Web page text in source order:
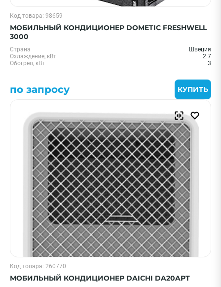
Код товара: 98659
МОБИЛЬНЫЙ КОНДИЦИОНЕР DOMETIC FRESHWELL
3000
Страна
Швеция
Охлаждение, кВт
2.7
Обогрев, кВт
3
по запросу КУПИТЬ
Код товара: 260770
МОБИЛЬНЫЙ КОНДИЦИОНЕР DAICHI DA20APT